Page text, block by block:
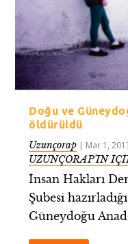
Doğu ve
öldürüldü
Uzunçorap | Mar 1,
UZUNÇORAP’IN
İnsan Hakları
Şubesi
Güneydoğu